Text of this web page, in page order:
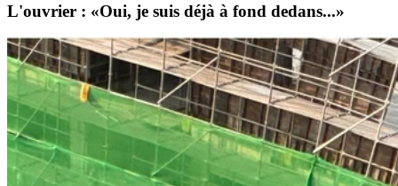
L'ouvrier : «Oui, je suis déjà à fond dedans...»